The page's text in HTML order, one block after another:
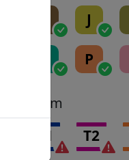
J
P
Tram
T1 T2